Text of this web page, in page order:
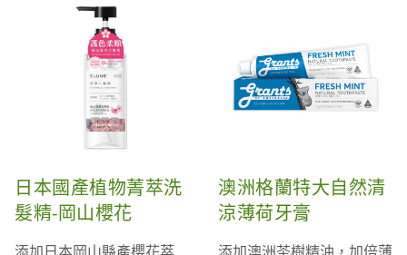
日本國產植物菁萃洗
髮精-岡山櫻花
澳洲格蘭特大自然清
涼薄荷牙膏